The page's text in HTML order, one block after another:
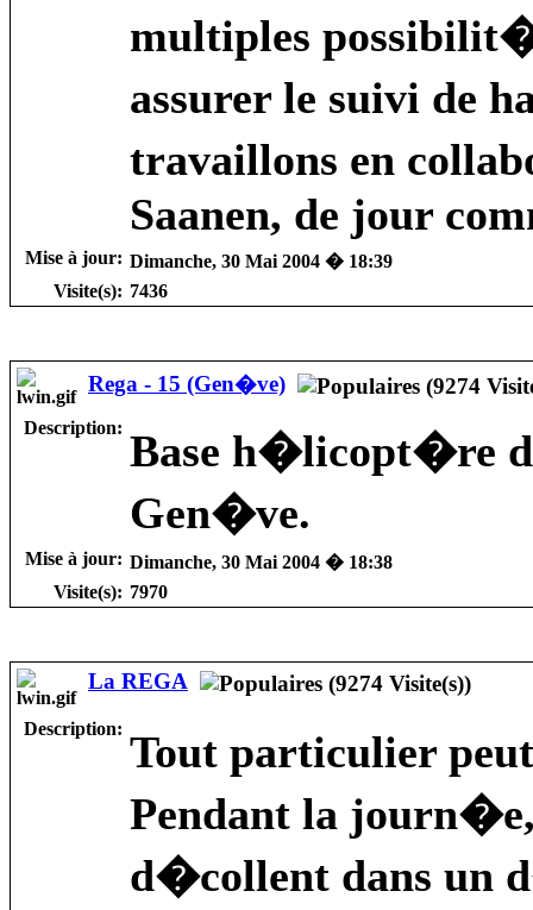
multiples
assurer le suivi de
travaillons en
Saanen, de jour
Mise à jour: Dimanche, 30 Mai 2004 � 18:39
Visite(s): 7436
Rega - 15 (Gen�ve)
Description: Base h�licopt�re
Gen�ve.
Mise à jour: Dimanche, 30 Mai 2004 � 18:38
Visite(s): 7970
La REGA
Description: Tout particulier
Pendant la
d�collent dans un